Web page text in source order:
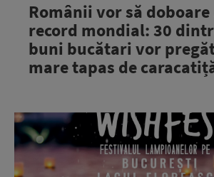
Românii vor să doboare
record mondial: 30
buni bucătari vor
mare tapas de